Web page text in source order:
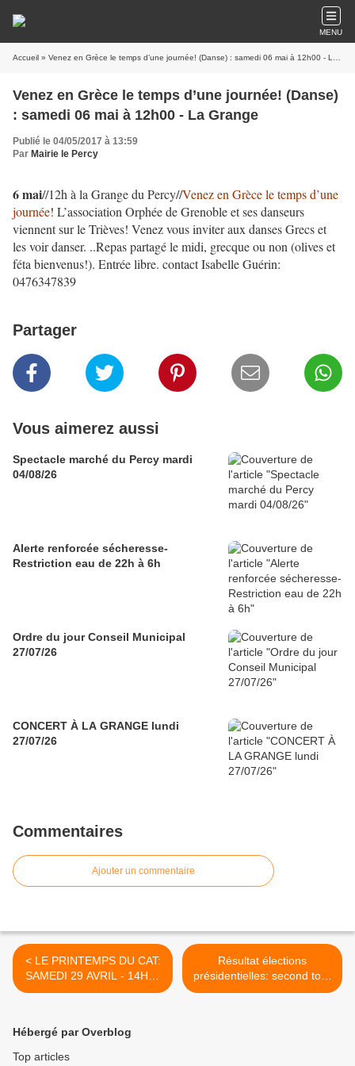
MENU
Accueil » Venez en Grèce le temps d’une journée! (Danse) : samedi 06 mai à 12h00 - La Grange
Venez en Grèce le temps d’une journée! (Danse)
: samedi 06 mai à 12h00 - La Grange
Publié le 04/05/2017 à 13:59
Par Mairie le Percy
6 mai//12h à la Grange du Percy//Venez en Grèce le temps d’une
journée! L’association Orphée de Grenoble et ses danseurs
viennent sur le Trièves! Venez vous inviter aux danses Grecs et
les voir danser. ..Repas partagé le midi, grecque ou non (olives et
féta bienvenus!). Entrée libre. contact Isabelle Guérin:
0476347839
Partager
Vous aimerez aussi
Spectacle marché du Percy mardi
04/08/26
Alerte renforcée sécheresse-
Restriction eau de 22h à 6h
Ordre du jour Conseil Municipal
27/07/26
CONCERT À LA GRANGE lundi
27/07/26
Commentaires
Ajouter un commentaire
< LE PRINTEMPS DU CAT:
SAMEDI 29 AVRIL - 14H00
MONESTIER DE
Résultat élections
présidentielles: second tour
>
Hébergé par Overblog
Top articles